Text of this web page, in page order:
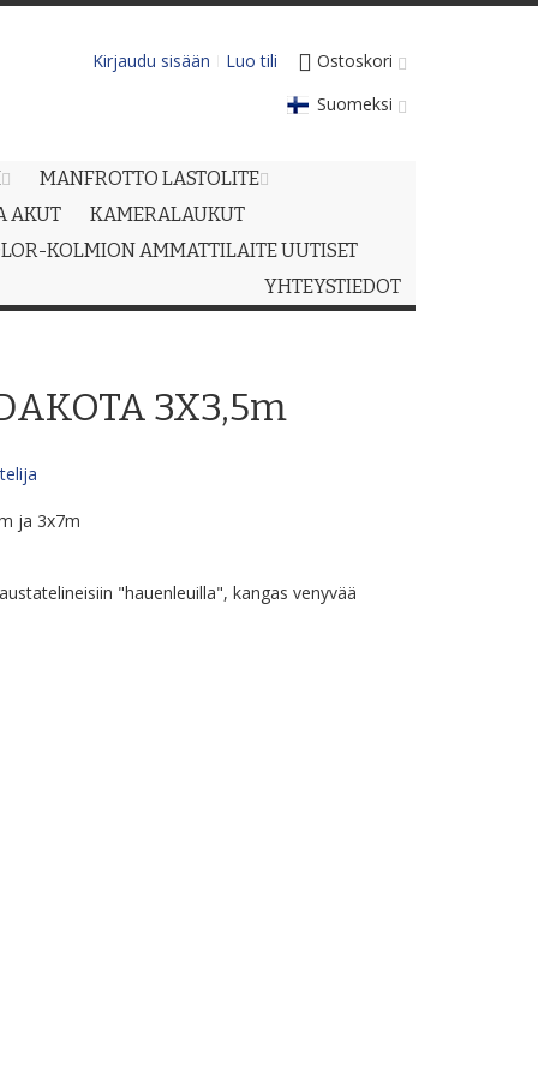
Ostoskori
Kirjaudu sisään
Luo tili
Suomeksi
MANFROTTO LASTOLITE
AKUT
KAMERALAUKUT
KOLMION AMMATTILAITE UUTISET
YHTEYSTIEDOT
3X3,5m
ja 3x7m
"hauenleuilla", kangas venyvää